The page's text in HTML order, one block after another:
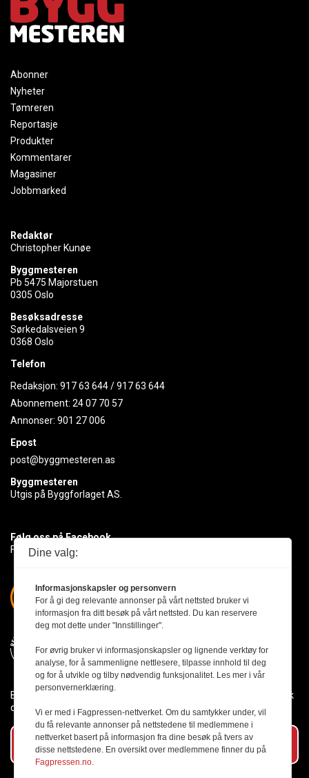
Abonner
Nyheter
Tømreren
Reportasje
Produkter
Kommentarer
Magasiner
Jobbmarked
Redaktør
Christopher Kunøe
Byggmesteren
Pb 5475 Majorstuen
0305 Oslo
Besøksadresse
Sørkedalsveien 9
0368 Oslo
Telefon
Redaksjon: 917 63 644/917 63 644
Abonnement: 24 07 70 57
Annonser: 901 27 006
Epost
post@byggmesteren.as
Byggmesteren
Utgis på Byggforlaget AS.
Følg oss på Facebook
Få med deg det siste innen byggebransjen
Byggmesteren følger Vær Varsom-plakaten og presseetikken slik
den er nedfelt i Redaktørplakaten.
Abonner på vårt nyhetsbrev
Dine valg:
Informasjonskapsler og personvern
For å gi deg relevante annonser på vårt nettsted bruker vi
informasjon fra ditt besøk på vårt nettsted. Du kan reservere
deg mot dette under "Innstillinger".
For øvrig bruker vi informasjonskapsler og lignende verktøy for
analyse, for å sammenligne nettlesere, tilpasse innhold til deg
og for å utvikle og tilby nødvendig funksjonalitet. Les mer i vår
personvernerklæring.
Vi er med i Fagpressen-nettverket. Om du samtykker under, vil
du få relevante annonser på nettstedene til medlemmene i
nettverket basert på informasjon fra dine besøk på tvers av
disse nettstedene. En oversikt over medlemmene finner du på
Fagpressen.no.